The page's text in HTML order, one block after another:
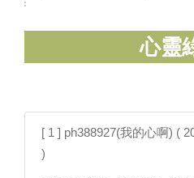
心靈
[ 1 ] ph388927(我的心啊) (
)